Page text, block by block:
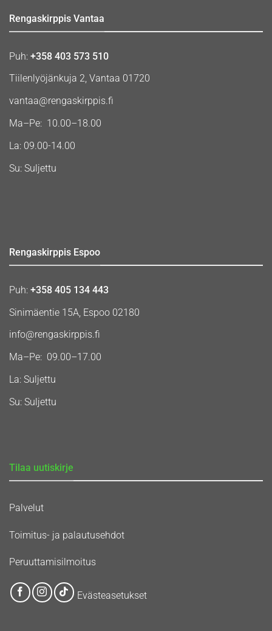
Rengaskirppis Vantaa
Puh: +358 403 573 510
Tiilenlyöjänkuja 2, Vantaa 01720
vantaa@rengaskirppis.fi
Ma–Pe: 10.00–18.00
La: 09.00-14.00
Su: Suljettu
Rengaskirppis Espoo
Puh: +358 405 134 443
Sinimäentie 15A, Espoo 02180
info@rengaskirppis.fi
Ma–Pe: 09.00–17.00
La: Suljettu
Su: Suljettu
Tilaa uutiskirje
Palvelut
Toimitus- ja palautusehdot
Peruuttamisilmoitus
Evästeasetukset